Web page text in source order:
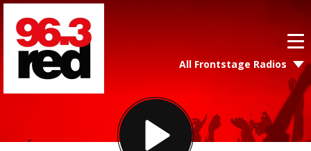
All Frontstage Radios